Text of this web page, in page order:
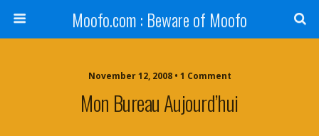
Moofo.com : Beware of Moofo
November 12, 2008 • 1 Comment
Mon Bureau Aujourd’hui